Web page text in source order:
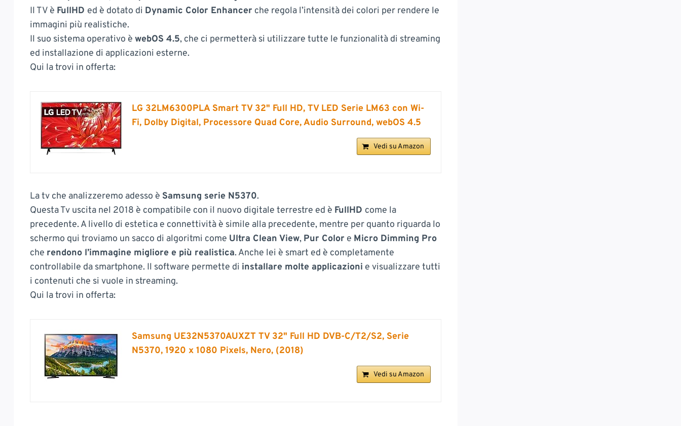
Il TV è FullHD ed è dotato di Dynamic Color Enhancer che regola l’intensità dei colori per rendere le
immagini più realistiche.
Il suo sistema operativo è webOS 4.5, che ci permetterà si utilizzare tutte le funzionalità di streaming
ed installazione di applicazioni esterne.
Qui la trovi in offerta:
LG 32LM6300PLA Smart TV 32" Full HD, TV LED Serie LM63 con Wi-
Fi, Dolby Digital, Processore Quad Core, Audio Surround, webOS 4.5
Vedi su Amazon
La tv che analizzeremo adesso è Samsung serie N5370.
Questa Tv uscita nel 2018 è compatibile con il nuovo digitale terrestre ed è FullHD come la
precedente. A livello di estetica e connettività è simile alla precedente, mentre per quanto riguarda lo
schermo qui troviamo un sacco di algoritmi come Ultra Clean View, Pur Color e Micro Dimming Pro
che rendono l’immagine migliore e più realistica. Anche lei è smart ed è completamente
controllabile da smartphone. Il software permette di installare molte applicazioni e visualizzare tutti
i contenuti che si vuole in streaming.
Qui la trovi in offerta:
Samsung UE32N5370AUXZT TV 32" Full HD DVB-C/T2/S2, Serie
N5370, 1920 x 1080 Pixels, Nero, (2018)
Vedi su Amazon